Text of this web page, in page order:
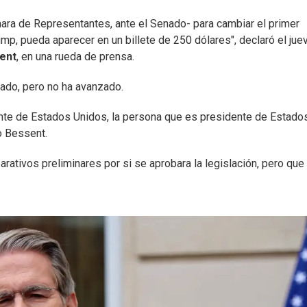
de Representantes, ante el Senado- para cambiar el primer
pueda aparecer en un billete de 250 dólares", declaró el
, en una rueda de prensa.
pero no ha avanzado.
de Estados Unidos, la persona que es presidente de
Bessent.
preliminares por si se aprobara la legislación, pero que